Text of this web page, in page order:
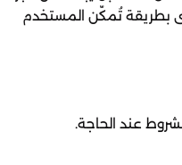
بطريقة تُمكّن المستخدم
عند الحاجة.